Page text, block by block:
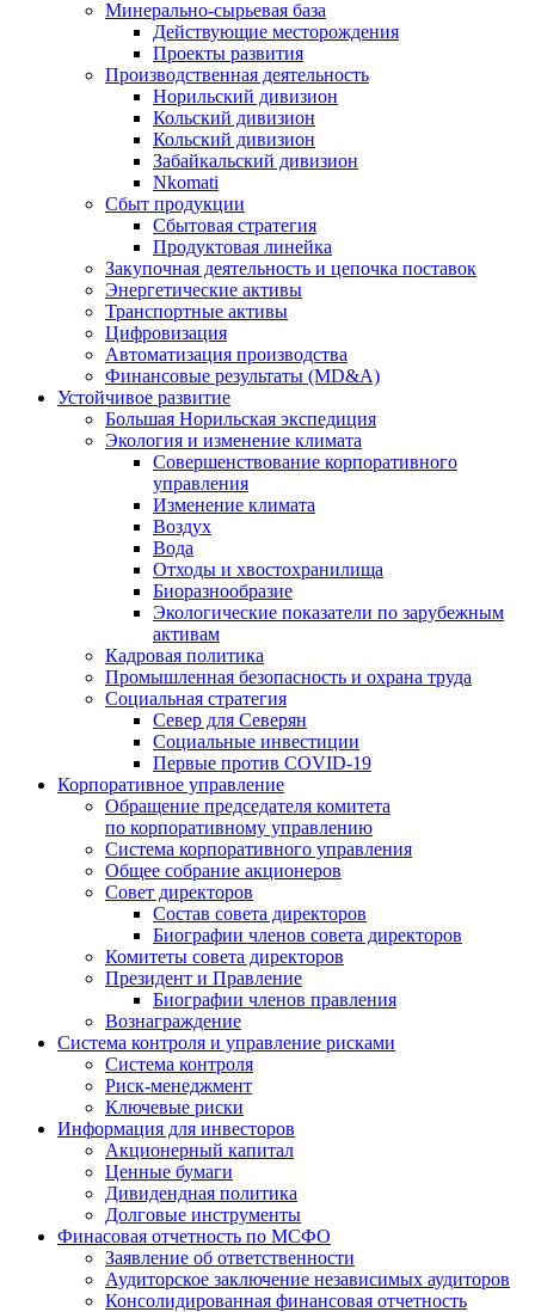
Минерально-сырьевая база
Действующие месторождения
Проекты развития
Производственная деятельность
Норильский дивизион
Кольский дивизион
Кольский дивизион
Забайкальский дивизион
Nkomati
Сбыт продукции
Сбытовая стратегия
Продуктовая линейка
Закупочная деятельность и цепочка поставок
Энергетические активы
Транспортные активы
Цифровизация
Автоматизация производства
Финансовые результаты (MD&A)
Устойчивое развитие
Большая Норильская экспедиция
Экология и изменение климата
Совершенствование корпоративного
управления
Изменение климата
Воздух
Вода
Отходы и хвостохранилища
Биоразнообразие
Экологические показатели по зарубежным
активам
Кадровая политика
Промышленная безопасность и охрана труда
Социальная стратегия
Север для Северян
Социальные инвестиции
Первые против COVID‑19
Корпоративное управление
Обращение председателя комитета
по корпоративному управлению
Система корпоративного управления
Общее собрание акционеров
Совет директоров
Состав совета директоров
Биографии членов совета директоров
Комитеты совета директоров
Президент и Правление
Биографии членов правления
Вознаграждение
Система контроля и управление рисками
Система контроля
Риск-менеджмент
Ключевые риски
Информация для инвесторов
Акционерный капитал
Ценные бумаги
Дивидендная политика
Долговые инструменты
Финасовая отчетность по МСФО
Заявление об ответственности
Аудиторское заключение независимых аудиторов
Консолидированная финансовая отчетность